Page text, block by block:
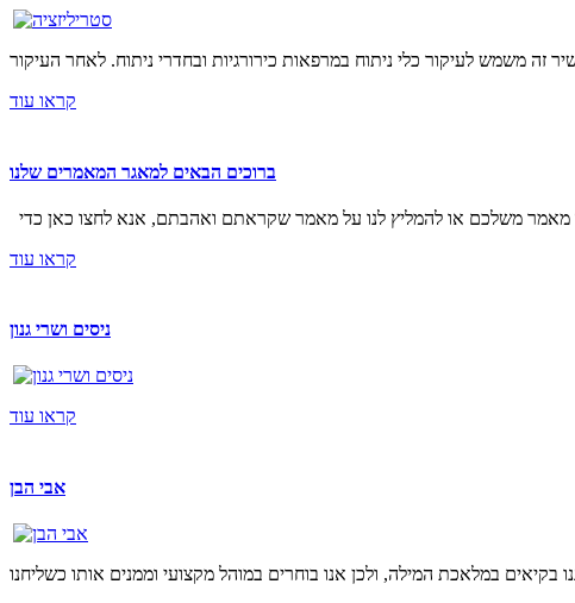
קראו עוד
ברוכים הבאים למאגר המאמרים שלנו
קראו עוד
ניסים ושרי גנון
קראו עוד
אבי הבן